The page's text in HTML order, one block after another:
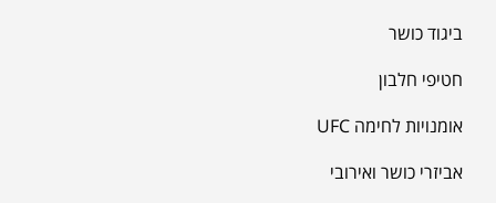
ביגוד כושר
חטיפי חלבון
אומנויות לחימה UFC
אביזרי כושר ואירובי